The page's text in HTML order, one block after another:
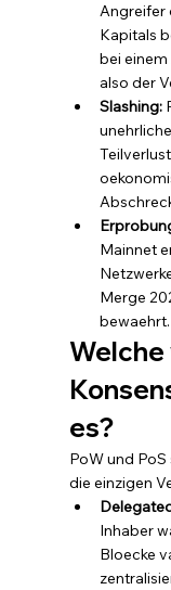
Angreifer
Kapitals
bei
also der
Slashing:
Mainnet
Merge
bewaehrt.
es?
PoW und
die einzigen
Inhaber
Bloecke